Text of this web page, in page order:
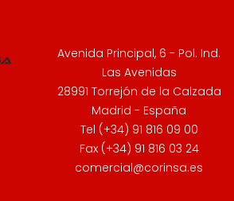
Avenida Principal, 6 - Pol. Ind.
Las Avenidas
28991 Torrejón de la Calzada
Madrid - España
Tel (+34) 91 816 09 00
Fax (+34) 91 816 03 24
comercial@corinsa.es